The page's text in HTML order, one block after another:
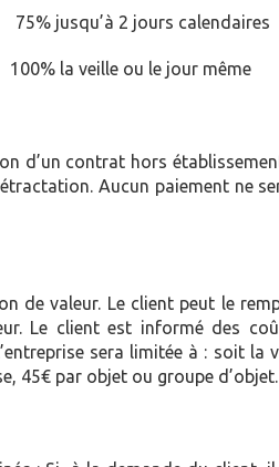
2 jours calendaires
veille ou le jour même
d’un contrat hors
Aucun paiement ne
de valeur. Le client peut le
Le client est informé des
sera limitée à : soit
45€ par objet ou groupe d’objet.